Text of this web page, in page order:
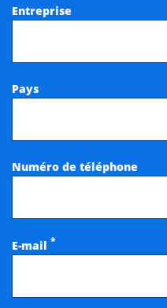
Entreprise
Pays
Numéro de téléphone
E-mail *